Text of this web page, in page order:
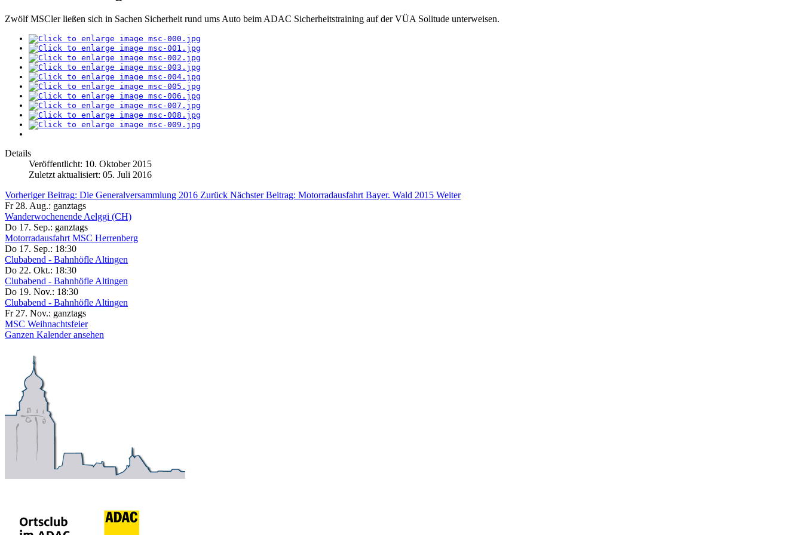
Zwölf MSCler ließen sich in Sachen Sicherheit rund ums Auto beim ADAC Sicherheitstraining auf der VÜA Solitude unterweisen.
Details
Veröffentlicht: 10. Oktober 2015
Zuletzt aktualisiert: 05. Juli 2016
Vorheriger Beitrag: Die Generalversammlung 2016 Zurück Nächster Beitrag: Motorradausfahrt Bayer. Wald 2015 Weiter
Fr 28. Aug.: ganztags
Wanderwochenende Aelggi (CH)
Do 17. Sep.: ganztags
Motorradausfahrt MSC Herrenberg
Do 17. Sep.: 18:30
Clubabend - Bahnhöfle Altingen
Do 22. Okt.: 18:30
Clubabend - Bahnhöfle Altingen
Do 19. Nov.: 18:30
Clubabend - Bahnhöfle Altingen
Fr 27. Nov.: ganztags
MSC Weihnachtsfeier
Ganzen Kalender ansehen